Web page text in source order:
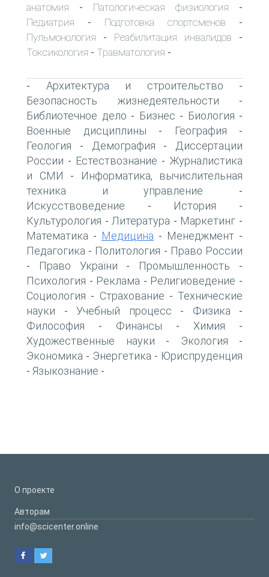
анатомия - Патологическая физиология -
Педиатрия - Подготовка спортсменов -
Пульмонология - Реабилитация инвалидов -
Токсикология - Травматология -
- Архитектура и строительство -
Безопасность жизнедеятельности -
Библиотечное дело - Бизнес - Биология -
Военные дисциплины - География -
Геология - Демография -
Диссертации
России - Естествознание - Журналистика
и СМИ -
Информатика, вычислительная
техника и управление -
Искусствоведение - История -
Культурология - Литература - Маркетинг -
Математика - Медицина - Менеджмент -
Педагогика - Политология - Право России
- Право України - Промышленность -
Психология - Реклама - Религиоведение -
Социология - Страхование - Технические
науки - Учебный процесс - Физика -
Философия - Финансы - Химия -
Художественные науки - Экология -
Экономика - Энергетика - Юриспруденция
- Языкознание -
О проекте
Авторам
info@scicenter.online